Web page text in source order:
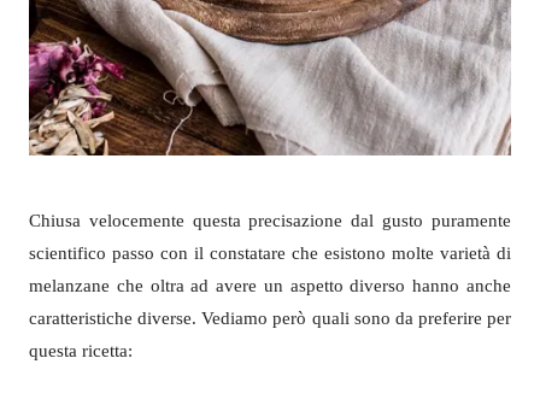
Chiusa velocemente questa precisazione dal gusto puramente
scientifico passo con il constatare che esistono molte varietà di
melanzane che oltra ad avere un aspetto diverso hanno anche
caratteristiche diverse. Vediamo però quali sono da preferire per
questa ricetta: